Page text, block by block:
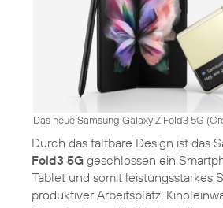
Das neue Samsung Galaxy Z Fold3 5G (
Durch das faltbare Design ist das
Fold3 5G geschlossen ein
Tablet und somit leistungsstarkes
produktiver Arbeitsplatz,